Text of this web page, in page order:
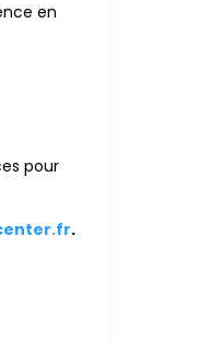
en
pour
.